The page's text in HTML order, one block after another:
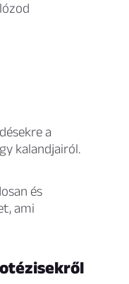
a
kalandjairól.
és
ami